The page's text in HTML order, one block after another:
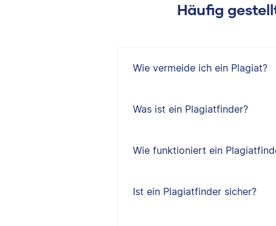
Häufig
Wie vermeide ich ein Plagiat?
Was ist ein Plagiatfinder?
Wie funktioniert ein
Ist ein Plagiatfinder sicher?